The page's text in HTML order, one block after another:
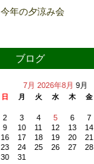
今年の夕涼み会
ブログ
7月 2026年8月 9月
日 月 火 水 木 金
2
3 4 5 6 7
9
10 11 12 13 14
16
17 18 19 20 21
23
24 25 26 27 28
30
31